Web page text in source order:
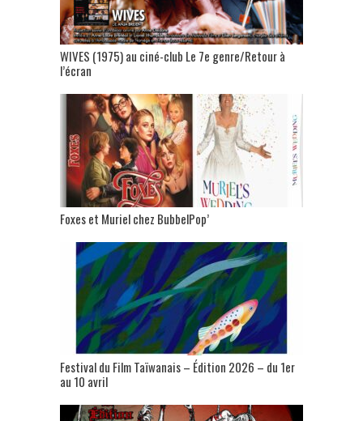
WIVES (1975) au ciné-club Le 7e genre/Retour à
l’écran
Foxes et Muriel chez BubbelPop’
Festival du Film Taïwanais – Édition 2026 – du 1er
au 10 avril